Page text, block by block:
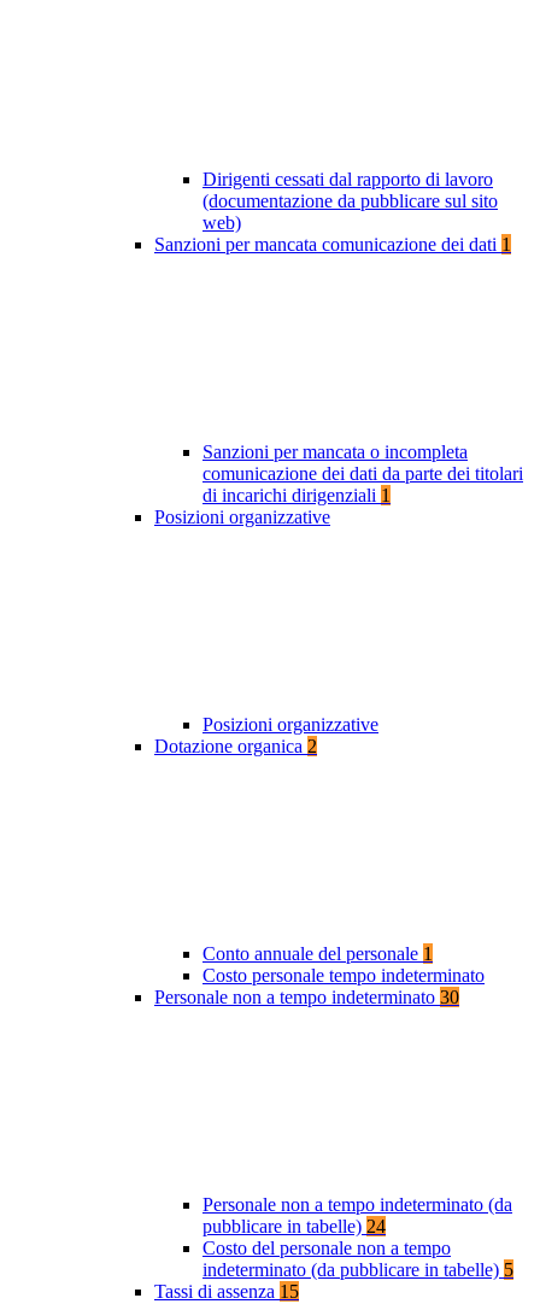
Dirigenti cessati dal rapporto di lavoro
(documentazione da pubblicare sul sito
web)
Sanzioni per mancata comunicazione dei dati 1
Sanzioni per mancata o incompleta
comunicazione dei dati da parte dei titolari
di incarichi dirigenziali 1
Posizioni organizzative
Posizioni organizzative
Dotazione organica 2
Conto annuale del personale 1
Costo personale tempo indeterminato
Personale non a tempo indeterminato 30
Personale non a tempo indeterminato (da
pubblicare in tabelle) 24
Costo del personale non a tempo
indeterminato (da pubblicare in tabelle) 5
Tassi di assenza 15